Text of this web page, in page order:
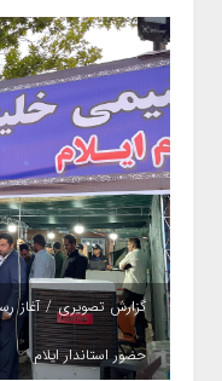
گزارش تصویری / آغاز
حضور استاندار ایلام